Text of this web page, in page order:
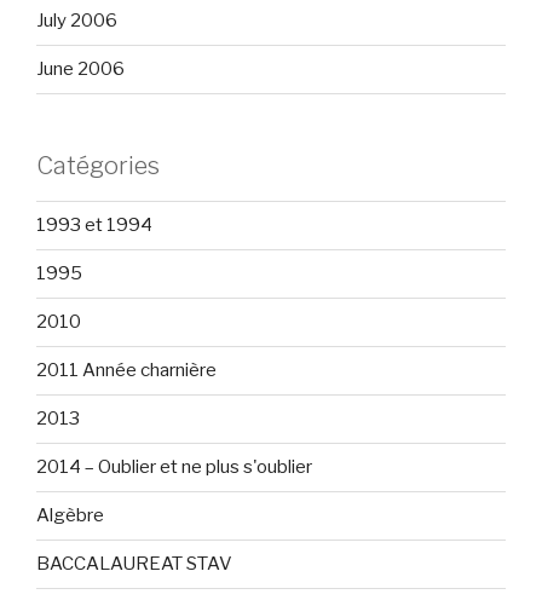
July 2006
June 2006
Catégories
1993 et 1994
1995
2010
2011 Année charnière
2013
2014 – Oublier et ne plus s'oublier
Algèbre
BACCALAUREAT STAV